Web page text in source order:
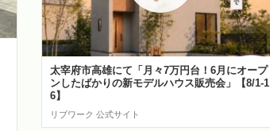
太宰府市高雄にて「月々7万円台！6月にオープ
ンしたばかりの新モデルハウス販売会」【8/1-1
6】
リブワーク 公式サイト